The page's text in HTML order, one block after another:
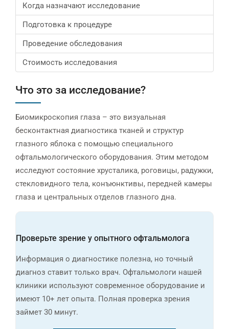
Когда назначают исследование
Подготовка к процедуре
Проведение обследования
Стоимость исследования
Что это за исследование?
Биомикроскопия глаза – это визуальная
бесконтактная диагностика тканей и структур
глазного яблока с помощью специального
офтальмологического оборудования. Этим методом
исследуют состояние хрусталика, роговицы, радужки,
стекловидного тела, конъюнктивы, передней камеры
глаза и центральных отделов глазного дна.
Проверьте зрение у опытного офтальмолога
Информация о диагностике полезна, но точный
диагноз ставит только врач. Офтальмологи нашей
клиники используют современное оборудование и
имеют 10+ лет опыта. Полная проверка зрения
займет 30 минут.